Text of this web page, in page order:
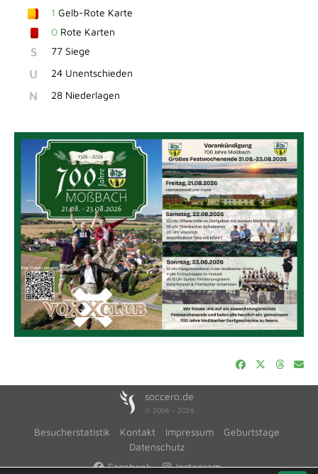
1 Gelb-Rote Karte
0 Rote Karten
S 77 Siege
U 24 Unentschieden
N 28 Niederlagen
soccero.de
© 2006 - 2026
Besucherstatistik Kontakt Impressum
Geburtstage
Datenschutz
Facebook
Instagram